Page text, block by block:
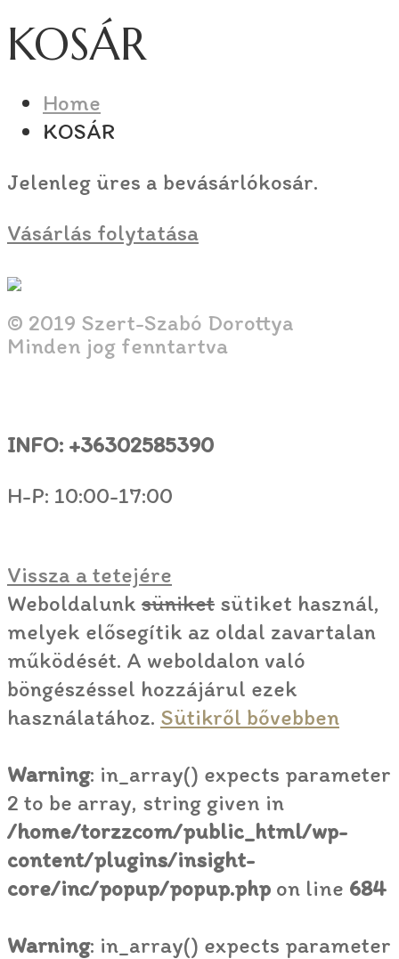
KOSÁR
Home
KOSÁR
Jelenleg üres a bevásárlókosár.
Vásárlás folytatása
© 2019 Szert-Szabó Dorottya
Minden jog fenntartva
INFO: +36302585390
H-P: 10:00-17:00
Vissza a tetejére
Weboldalunk süniket sütiket használ,
melyek elősegítik az oldal zavartalan
működését. A weboldalon való
böngészéssel hozzájárul ezek
használatához. Sütikről bővebben
Warning: in_array() expects parameter
2 to be array, string given in
/home/torzzcom/public_html/wp-
content/plugins/insight-
core/inc/popup/popup.php on line 684
Warning: in_array() expects parameter